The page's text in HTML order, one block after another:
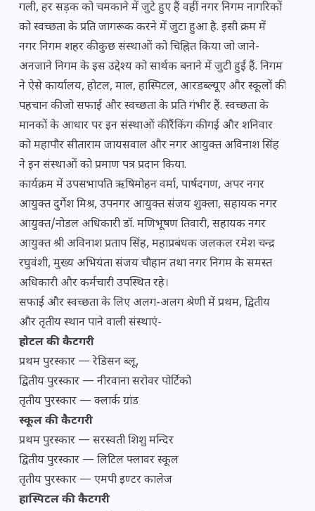
गली, हर सड़क को चमकाने में जुटे हुए हैं वहीं नगर​ निगम नागरिकों
को स्वच्छता के प्रति जागरूक करने में जुटा हुआ है. इसी क्रम में
नगर निगम शहर की कुछ संस्थाओं को चिह्नित किया जो जाने-
अनजाने निगम के इस उद्देश्य को सार्थक बनाने में जुटी हुई हैं. निगम
ने ऐसे कार्यालय, होटल, माल, हास्पिटल, आरडब्ल्यूए और स्कूलों की
पहचान की जो सफाई और स्वच्छता के प्रति गंभीर हैं. स्वच्छता के
मानकों के आधार पर इन संस्थाओं की रैंकिंग की गई और शनिवार
को महापौर सीताराम जायसवाल और नगर आयुक्त अविनाश सिंह
ने इन संस्थाओं को प्रमाण पत्र प्रदान किया.
कार्यक्रम में उपसभापति ऋषिमोहन वर्मा, पार्षदगण, अपर नगर
आयुक्त दुर्गेश मिश्र, उपनगर आयुक्त संजय शुक्ला, सहायक नगर
आयुक्त/नोडल अधिकारी डॉ. मणिभूषण तिवारी, सहायक नगर
आयुक्त श्री अविनाश प्रताप सिंह, महाप्रबंधक जलकल रमेश चन्द्र
रघुवंशी, मुख्य अभियंता संजय चौहान तथा नगर निगम के समस्त
अधिकारी और कर्मचारी उपस्थित रहे।
सफाई और स्वच्छता के लिए अलग-अलग श्रेणी में प्रथम, द्वितीय
और तृतीय स्थान पाने वाली संस्थाएं-
होटल की कैटगरी
प्रथम पुरस्कार — रेडिसन ब्लू,
द्वितीय पुरस्कार — नीरवाना सरोवर पोर्टिको
तृतीय पुरस्कार — क्लार्क ग्रांड
स्कूल की कैटगरी
प्रथम पुरस्कार — सरस्वती शिशु मन्दिर
द्वितीय पुरस्कार — लिटिल फ्लावर स्कूल
तृतीय पुरस्कार — एमपी इण्टर कालेज
हास्पिटल की कैटगरी